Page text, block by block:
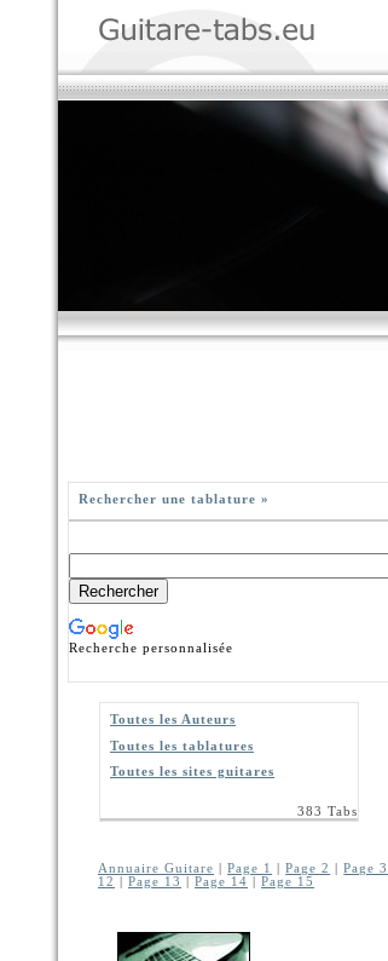
Rechercher une tablature »
Recherche personnalisée
Toutes les Auteurs
Toutes les tablatures
Toutes les sites guitares
383 Tabs
Annuaire Guitare |Page 1 |Page 2 |Page 3
12
Page 13 Page 14 Page 15